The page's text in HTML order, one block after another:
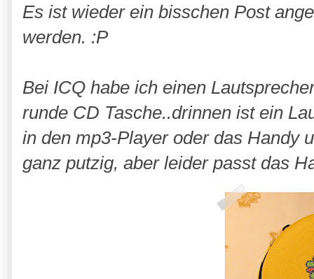
Es ist wieder ein bisschen Post
werden. :P
Bei ICQ habe ich einen
runde CD Tasche..drinnen ist ein
in den mp3-Player oder das Handy
ganz putzig, aber leider passt das